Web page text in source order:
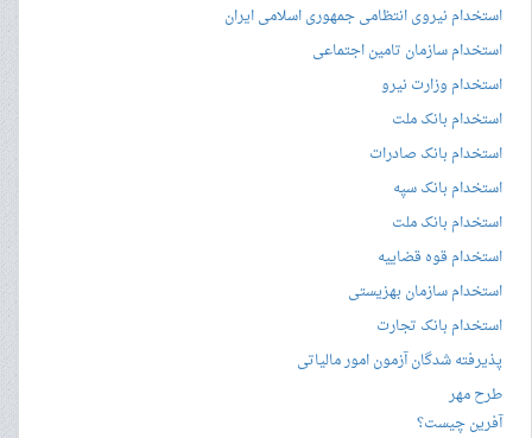
استخدام نیروی انتظامی جمهوری اسلامی ایران
استخدام سازمان تامین اجتماعی
استخدام وزارت نیرو
استخدام بانک ملت
استخدام بانک صادرات
استخدام بانک سپه
استخدام بانک ملت
استخدام قوه قضاییه
استخدام سازمان بهزیستی
استخدام بانک تجارت
پذیرفته شدگان آزمون امور مالیاتی
طرح مهر
آفرین چیست؟